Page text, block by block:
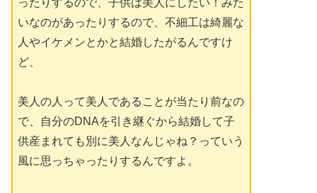
いなのがあったりするので、不細工は綺麗な
人やイケメンとかと結婚したがるんですけ
ど、
美人の人って美人であることが当たり前なの
で、自分のDNAを引き継ぐから結婚して子
供産まれても別に美人なんじゃね？っていう
風に思っちゃったりするんですよ。